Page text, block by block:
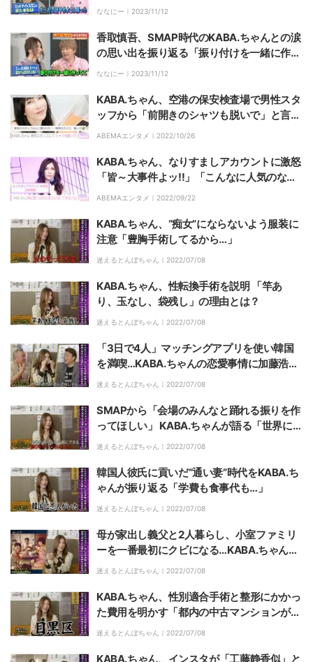
を告白
ななにー｜ 2023/11/12
香取慎吾、SMAP時代のKABA.ちゃんとの涙
の思い出を振り返る「振り付けを一緒に作っ
てて…」
ななにー｜ 2023/11/12
KABA.ちゃん、空港の保安検査場で男性スタ
ッフから「前開きのシャツも脱いで」と言わ
れ困惑「胸元見てたぞ!?」
ABEMAエンタメ｜ 2022/10/26
KABA.ちゃん、なりすましアカウントに激怒
「皆～大事件よッ!!」「こんなに人気のない
私になりすまして」
ABEMAエンタメ｜ 2022/09/22
KABA.ちゃん、“痴女”にならないよう服装に
注意「豊胸手術してるから…」
迷えるとんぼちゃん｜ 2022/07/08
KABA.ちゃん、性転換手術を説明 「竿あ
り、玉なし、袋残し」の理由とは？
迷えるとんぼちゃん｜ 2022/07/08
「3日で4人」マッチングアプリを使い韓国
を満喫…KABA.ちゃんの恋愛事情に加藤浩次
「超遊んでんじゃん」
迷えるとんぼちゃん｜ 2022/07/08
SMAPから「会場のみんなと踊れる振りを作
ってほしい」 KABA.ちゃんが語る「世界に
一つだけの花」振り付け誕生秘話
迷えるとんぼちゃん｜ 2022/07/08
韓国人彼氏に貢いだ“通い妻”時代をKABA.ち
ゃんが振り返る「学費も食事代も…」
迷えるとんぼちゃん｜ 2022/07/08
母が家出し義父と2人暮らし、小室ファミリ
ーを一番最初にクビになる…KABA.ちゃんの
波乱万丈の人生
迷えるとんぼちゃん｜ 2022/07/08
KABA.ちゃん、性別適合手術と整形にかかっ
た費用を明かす「都内の中古マンションが買
える」
迷えるとんぼちゃん｜ 2022/07/08
KABA.ちゃん、インスタが「工藤静香似」と